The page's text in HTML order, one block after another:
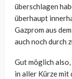
überschlagen
überhaupt
Gazprom aus
auch noch durch
Gut möglich also,
in aller Kürze mit